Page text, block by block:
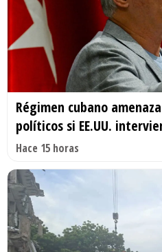
Régimen cubano
políticos si EE.UU.
Hace 15 horas